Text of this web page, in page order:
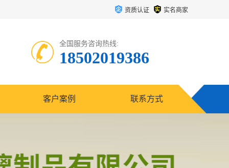
资质认证 实名商家
全国服务咨询热线:
18502019386
客户案例 联系方式